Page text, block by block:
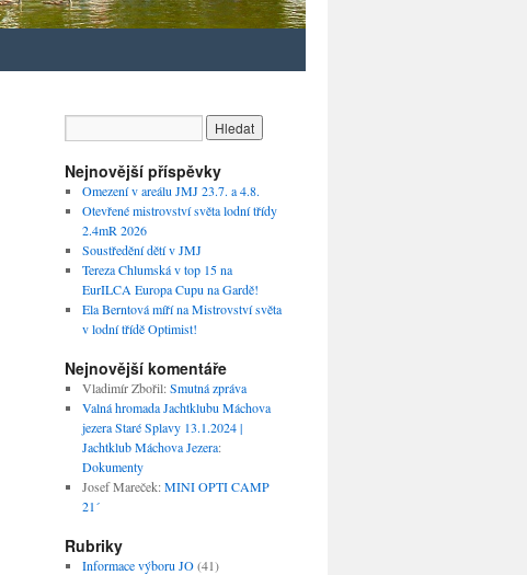
Nejnovější příspěvky
Omezení v areálu JMJ 23.7. a 4.8.
Otevřené mistrovství světa lodní třídy
2.4mR 2026
Soustředění dětí v JMJ
Tereza Chlumská v top 15 na
EurILCA Europa Cupu na Gardě!
Ela Berntová míří na Mistrovství světa
v lodní třídě Optimist!
Nejnovější komentáře
Vladimír Zbořil:Smutná zpráva
Valná hromada Jachtklubu Máchova
jezera Staré Splavy 13.1.2024 |
Jachtklub Máchova Jezera:
Dokumenty
Josef Mareček:MINI OPTI CAMP
21´
Rubriky
Informace výboru JO(41)